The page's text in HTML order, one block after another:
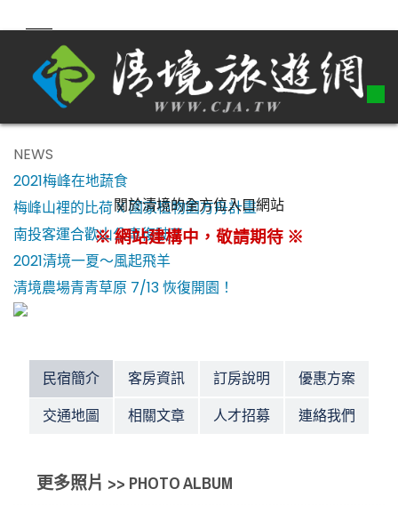
NEWS
2021梅峰在地蔬食
梅峰山裡的比荷 X 國家植物園方舟計畫
南投客運合歡山公車復駛了！
2021清境一夏～風起飛羊
清境農場青青草原 7/13 恢復開園！
關於清境的全方位入口網站
※ 網站建構中，敬請期待 ※
民宿簡介 客房資訊 訂房說明
優惠方案
交通地圖
相關文章 人才招募 連絡我們
更多照片 >> PHOTO ALBUM